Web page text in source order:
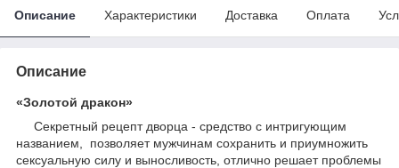
Описание Характеристики Доставка Оплата
Описание
«Золотой дракон»
Секретный рецепт дворца - средство с интригующим
названием, позволяет мужчинам сохранить и приумножить
сексуальную силу и выносливость, отлично решает проблемы